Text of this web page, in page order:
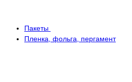
Пакеты
Пленка, фольга, пергамент